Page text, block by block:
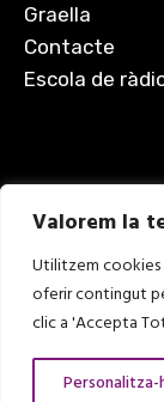
Valorem la
Utilitzem cookies
oferir contingut
clic a 'Accepta
Personalitza-
Graella
Contacte
Escola de